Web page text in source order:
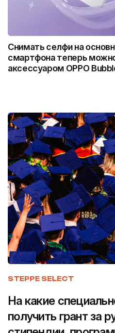
Снимать селфи на
смартфона теперь
аксессуаром OPPO
STEPPE SELECT
На какие
получить грант за